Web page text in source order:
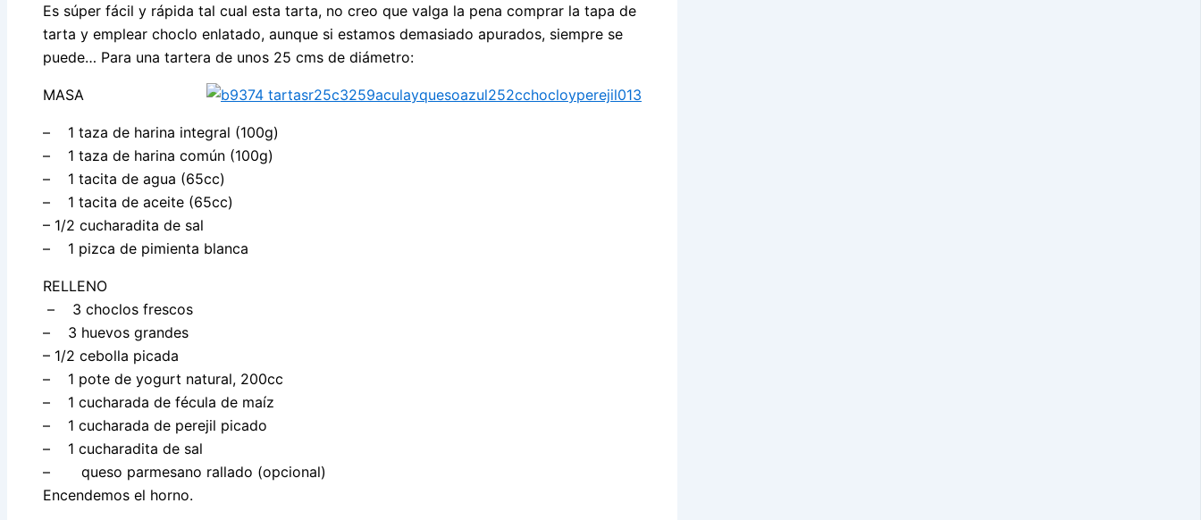
Es súper fácil y rápida tal cual esta tarta, no creo que valga la pena comprar la tapa de
tarta y emplear choclo enlatado, aunque si estamos demasiado apurados, siempre se
puede… Para una tartera de unos 25 cms de diámetro:
MASA
– 1 taza de harina integral (100g)
– 1 taza de harina común (100g)
– 1 tacita de agua (65cc)
– 1 tacita de aceite (65cc)
– 1/2 cucharadita de sal
– 1 pizca de pimienta blanca
RELLENO
– 3 choclos frescos
– 3 huevos grandes
– 1/2 cebolla picada
– 1 pote de yogurt natural, 200cc
– 1 cucharada de fécula de maíz
– 1 cucharada de perejil picado
– 1 cucharadita de sal
– queso parmesano rallado (opcional)
Encendemos el horno.